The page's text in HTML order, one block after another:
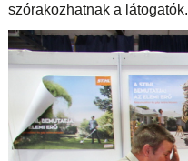
szórakozhatnak a látogatók.